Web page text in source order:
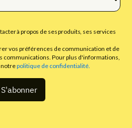
à propos de ses produits, ses services
vos préférences de communication et de
communications. Pour plus d'informations,
politique de confidentialité.